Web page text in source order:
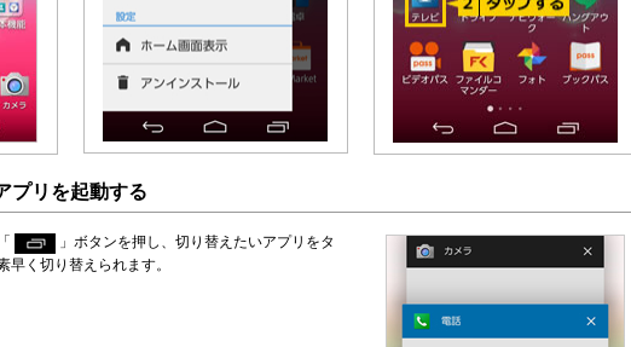
プリを起動する
」ボタンを押し、切り替えたいアプリをタ
早く切り替えられます。